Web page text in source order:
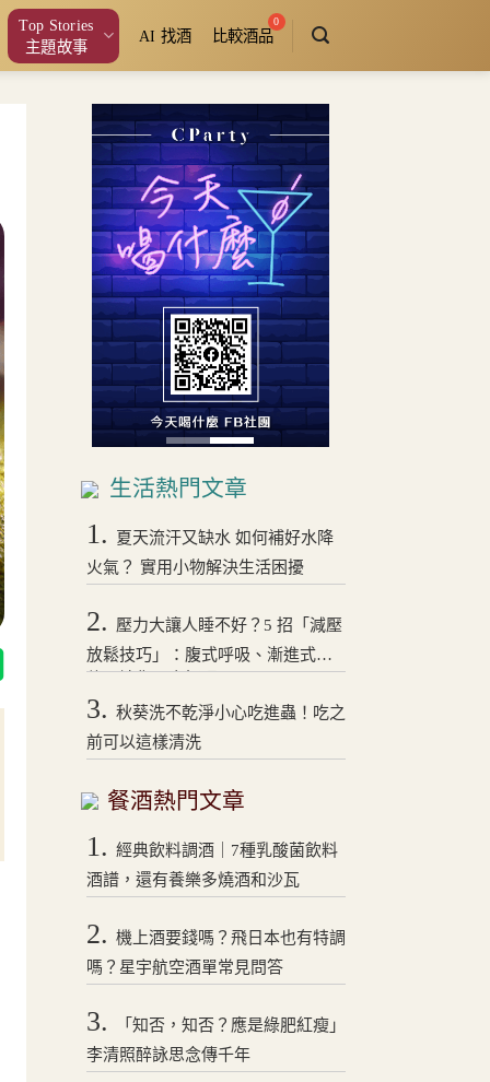
Top Stories
主題故事
AI 找酒 比較酒品
生活熱門文章
1.
夏天流汗又缺水 如何補好水降
火氣？ 實用小物解決生活困擾
2.
壓力大讓人睡不好？5 招「減壓
放鬆技巧」：腹式呼吸、漸進式拉
3. 秋葵洗不乾淨小心吃進蟲！吃之
前可以這樣清洗
餐酒熱門文章
1. 經典飲料調酒｜7種乳酸菌飲料
酒譜，還有養樂多燒酒和沙瓦
2. 機上酒要錢嗎？飛日本也有特調
嗎？星宇航空酒單常見問答
3.
「知否，知否？應是綠肥紅瘦」
李清照醉詠思念傳千年